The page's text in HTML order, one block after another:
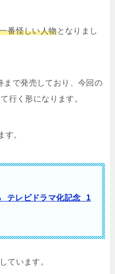
番怪しい人物となりまし
まで発売しており、今回の
行く形になります。
す。
テレビドラマ化記念 1
ています。